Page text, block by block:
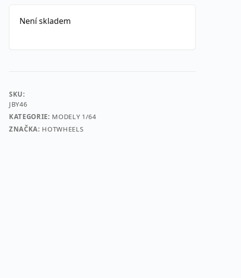
Není skladem
SKU:
JBY46
KATEGORIE: MODELY 1/64
ZNAČKA: HOTWHEELS